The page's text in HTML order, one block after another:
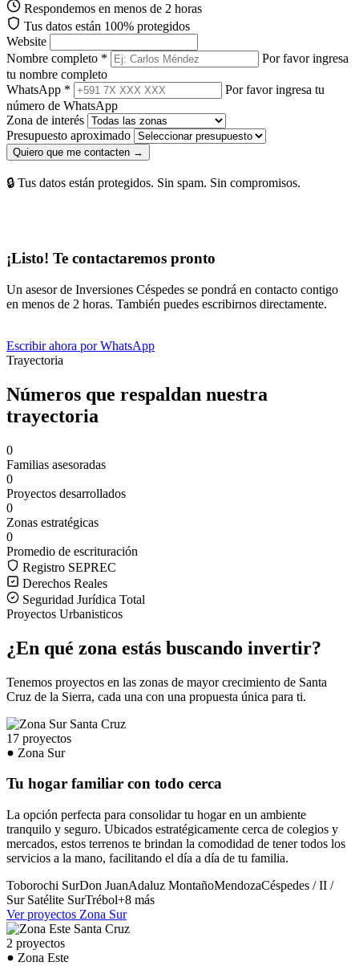
Respondemos en menos de 2 horas
Tus datos están 100% protegidos
Website
Nombre completo *
Por favor ingresa
tu nombre completo
WhatsApp *
Por favor ingresa tu
número de WhatsApp
Zona de interés
Presupuesto aproximado
Quiero que me contacten →
🔒 Tus datos están protegidos. Sin spam. Sin compromisos.
¡Listo! Te contactaremos pronto
Un asesor de Inversiones Céspedes se pondrá en contacto contigo
en menos de 2 horas. También puedes escribirnos directamente.
Escribir ahora por WhatsApp
Trayectoria
Números que respaldan nuestra
trayectoria
0
Familias asesoradas
0
Proyectos desarrollados
0
Zonas estratégicas
0
Promedio de escrituración
Registro SEPREC
Derechos Reales
Seguridad Jurídica Total
Proyectos Urbanisticos
¿En qué zona estás buscando invertir?
Tenemos proyectos en las zonas de mayor crecimiento de Santa
Cruz de la Sierra, cada una con una propuesta única para ti.
17 proyectos
Zona Sur
Tu hogar familiar con todo cerca
La opción perfecta para consolidar tu hogar en un ambiente
tranquilo y seguro. Ubicados estratégicamente cerca de colegios y
mercados, estos terrenos te brindan la comodidad de tener todos los
servicios a la mano, facilitando el día a día de tu familia.
Toborochi SurDon JuanAdaluz MontañoMendozaCéspedes / II /
Sur Satélite SurTrébol+8 más
Ver proyectos Zona Sur
2 proyectos
Zona Este